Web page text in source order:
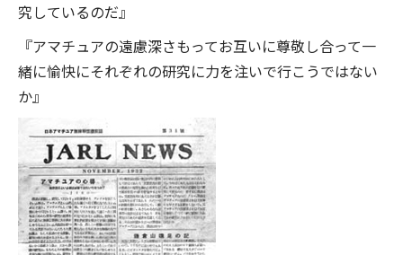
究しているのだ』
『アマチュアの遠慮深さもってお互いに尊敬し合って一
緒に愉快にそれぞれの研究に力を注いで行こうではない
か』